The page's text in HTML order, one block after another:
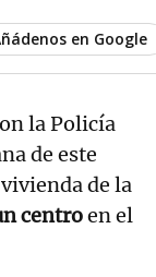
en Google
la Policía
de este
de la
centroen el